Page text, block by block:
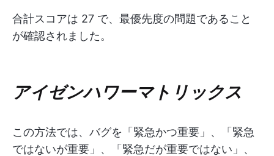
合計スコアは 27 で、最優先度の問題であること
が確認されました。
アイゼンハワーマトリックス
この方法では、バグを「緊急かつ重要」、「緊急
ではないが重要」、「緊急だが重要ではない」、